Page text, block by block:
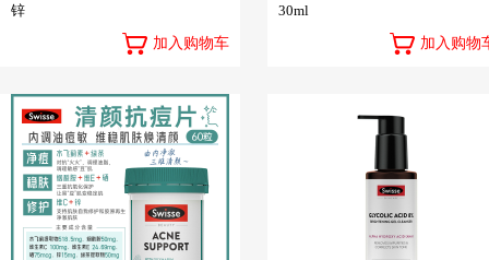
锌
加入购物车
30ml
加入购物